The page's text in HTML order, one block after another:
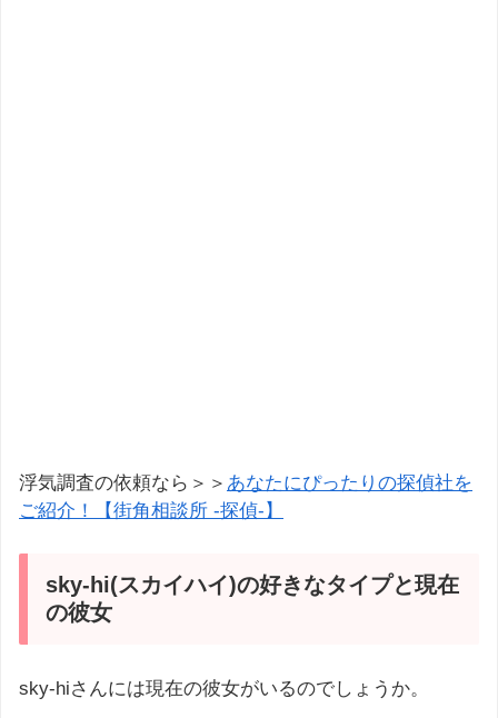
浮気調査の依頼なら＞＞ あなたにぴったりの探偵社を
ご紹介！【街角相談所 -探偵-】
sky-hi(スカイハイ)の好きなタイプと現在
の彼女
sky-hiさんには現在の彼女がいるのでしょうか。